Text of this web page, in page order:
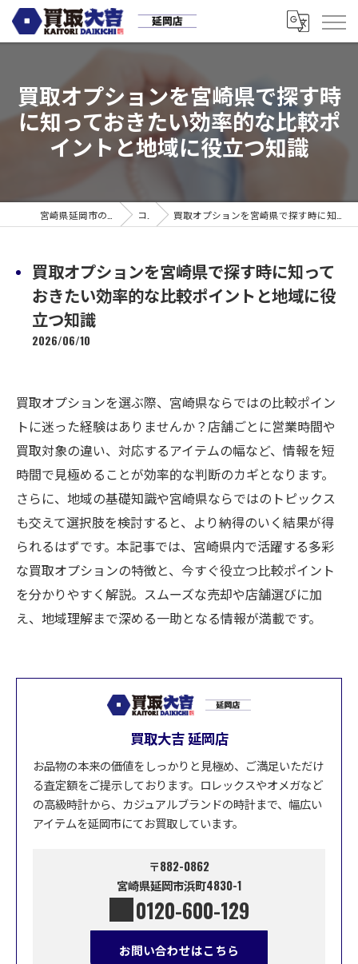
買取オプションを宮崎県で探す時
に知っておきたい効率的な比較ポ
イントと地域に役立つ知識
コラム 買取オプションを宮崎県で探す時に知っておきたい効率的な比較ポイントと地域に役立つ知識
買取オプションを宮崎県で探す時に知って
おきたい効率的な比較ポイントと地域に役
立つ知識
2026/06/10
買取オプションを選ぶ際、宮崎県ならではの比較ポイン
トに迷った経験はありませんか？店舗ごとに営業時間や
買取対象の違い、対応するアイテムの幅など、情報を短
時間で見極めることが効率的な判断のカギとなります。
さらに、地域の基礎知識や宮崎県ならではのトピックス
も交えて選択肢を検討すると、より納得のいく結果が得
られるはずです。本記事では、宮崎県内で活躍する多彩
な買取オプションの特徴と、今すぐ役立つ比較ポイント
を分かりやすく解説。スムーズな売却や店舗選びに加
え、地域理解まで深める一助となる情報が満載です。
買取大吉 延岡店
お品物の本来の価値をしっかりと見極め、ご満足いただけ
る査定額をご提示しております。ロレックスやオメガなど
の高級時計から、カジュアルブランドの時計まで、幅広い
アイテムを延岡市にてお買取しています。
〒882-0862
宮崎県延岡市浜町4830-1
0120-600-129
お問い合わせはこちら